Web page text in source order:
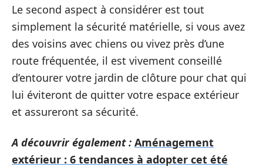
Le second aspect à considérer est tout
simplement la sécurité matérielle, si vous avez
des voisins avec chiens ou vivez près d’une
route fréquentée, il est vivement conseillé
d’entourer votre jardin de clôture pour chat qui
lui éviteront de quitter votre espace extérieur
et assureront sa sécurité.
A découvrir également : Aménagement
extérieur : 6 tendances à adopter cet été